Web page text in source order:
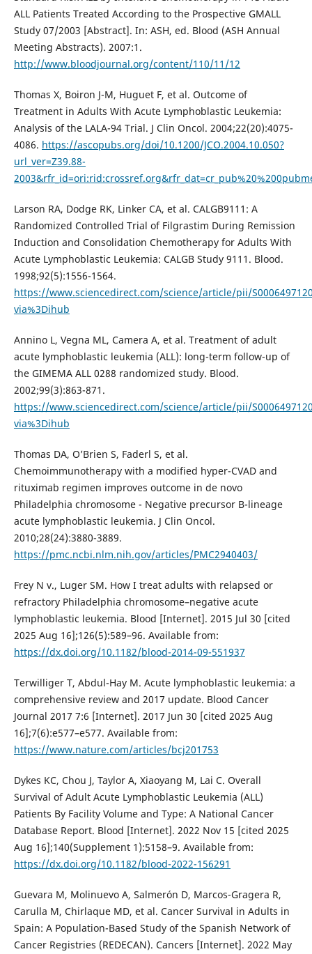
ALL Patients Treated According to the Prospective GMALL
Study 07/2003 [Abstract]. In: ASH, ed. Blood (ASH Annual
Meeting Abstracts). 2007:1.
http://www.bloodjournal.org/content/110/11/12
Thomas X, Boiron J-M, Huguet F, et al. Outcome of
Treatment in Adults With Acute Lymphoblastic Leukemia:
Analysis of the LALA-94 Trial. J Clin Oncol. 2004;22(20):4075-
4086. https://ascopubs.org/doi/10.1200/JCO.2004.10.050?
url_ver=Z39.88-
Larson RA, Dodge RK, Linker CA, et al. CALGB9111: A
Randomized Controlled Trial of Filgrastim During Remission
Induction and Consolidation Chemotherapy for Adults With
Acute Lymphoblastic Leukemia: CALGB Study 9111. Blood.
1998;92(5):1556-1564.
https://www.sciencedirect.com/science/article/pii/
via%3Dihub
Annino L, Vegna ML, Camera A, et al. Treatment of adult
acute lymphoblastic leukemia (ALL): long-term follow-up of
the GIMEMA ALL 0288 randomized study. Blood.
2002;99(3):863-871.
https://www.sciencedirect.com/science/article/pii/
via%3Dihub
Thomas DA, O’Brien S, Faderl S, et al.
Chemoimmunotherapy with a modified hyper-CVAD and
rituximab regimen improves outcome in de novo
Philadelphia chromosome - Negative precursor B-lineage
acute lymphoblastic leukemia. J Clin Oncol.
2010;28(24):3880-3889.
https://pmc.ncbi.nlm.nih.gov/articles/PMC2940403/
Frey N v., Luger SM. How I treat adults with relapsed or
refractory Philadelphia chromosome–negative acute
lymphoblastic leukemia. Blood [Internet]. 2015 Jul 30 [cited
2025 Aug 16];126(5):589–96. Available from:
https://dx.doi.org/10.1182/blood-2014-09-551937
Terwilliger T, Abdul-Hay M. Acute lymphoblastic leukemia: a
comprehensive review and 2017 update. Blood Cancer
Journal 2017 7:6 [Internet]. 2017 Jun 30 [cited 2025 Aug
16];7(6):e577–e577. Available from:
https://www.nature.com/articles/bcj201753
Dykes KC, Chou J, Taylor A, Xiaoyang M, Lai C. Overall
Survival of Adult Acute Lymphoblastic Leukemia (ALL)
Patients By Facility Volume and Type: A National Cancer
Database Report. Blood [Internet]. 2022 Nov 15 [cited 2025
Aug 16];140(Supplement 1):5158–9. Available from:
https://dx.doi.org/10.1182/blood-2022-156291
Guevara M, Molinuevo A, Salmerón D, Marcos-Gragera R,
Carulla M, Chirlaque MD, et al. Cancer Survival in Adults in
Spain: A Population-Based Study of the Spanish Network of
Cancer Registries (REDECAN). Cancers [Internet]. 2022 May